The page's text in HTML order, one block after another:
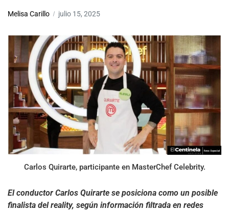
Melisa Carillo julio 15, 2025
Carlos Quirarte, participante en MasterChef Celebrity.
El conductor Carlos Quirarte se posiciona como un posible
finalista del reality, según información filtrada en redes